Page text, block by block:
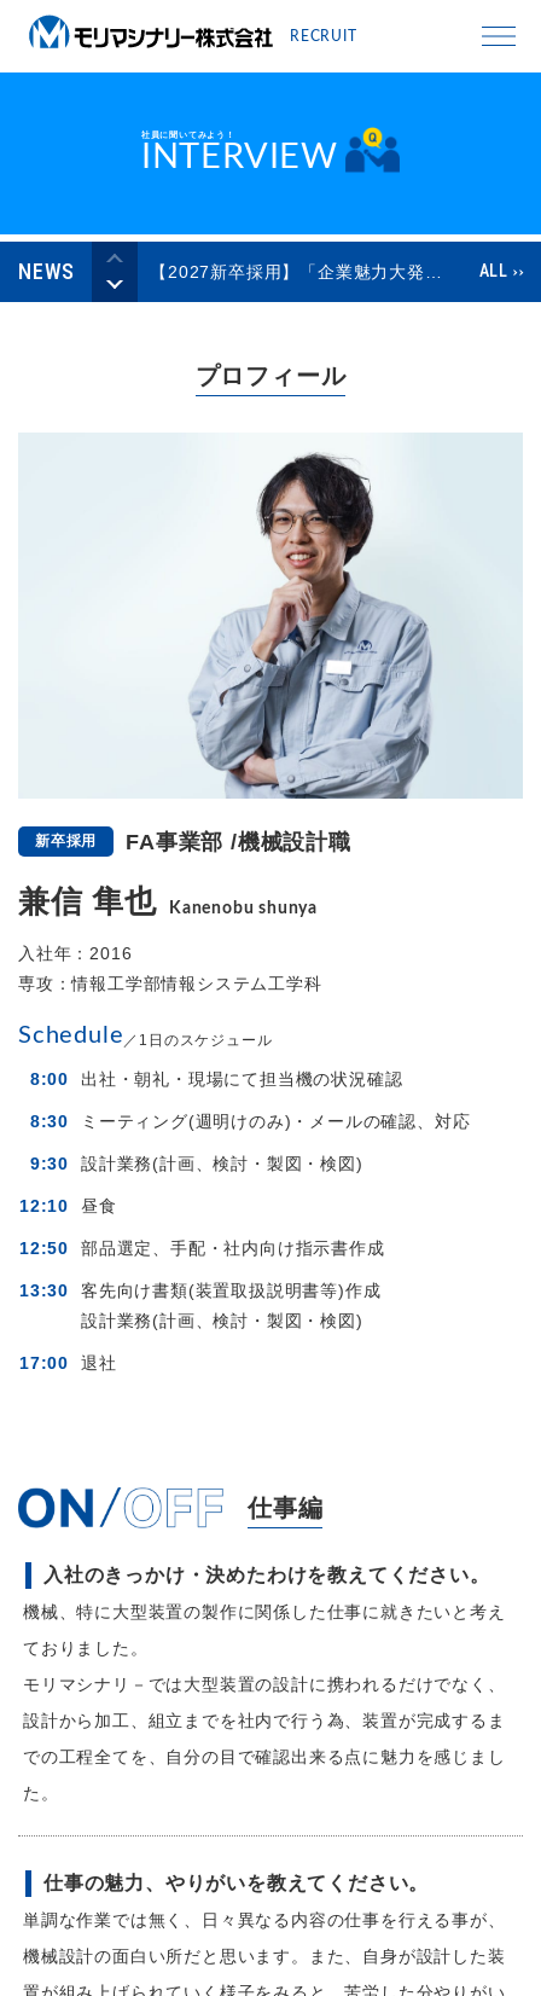
RECRUIT
社員に聞いてみよう！
INTERVIEW
NEWS ALL
プロフィール
新卒採用 FA事業部 /機械設計職
兼信 隼也 Kanenobu shunya
入社年：2016
専攻：情報工学部情報システム工学科
Schedule ／1日のスケジュール
8:00 出社・朝礼・現場にて担当機の状況確認
8:30 ミーティング(週明けのみ)・メールの確認、対応
9:30 設計業務(計画、検討・製図・検図)
12:10 昼食
12:50 部品選定、手配・社内向け指示書作成
13:30
客先向け書類(装置取扱説明書等)作成
設計業務(計画、検討・製図・検図)
17:00 退社
仕事編
入社のきっかけ・決めたわけを教えてください。
機械、特に大型装置の製作に関係した仕事に就きたいと考え
ておりました。
モリマシナリ－では大型装置の設計に携われるだけでなく、
設計から加工、組立までを社内で行う為、装置が完成するま
での工程全てを、自分の目で確認出来る点に魅力を感じまし
た。
仕事の魅力、やりがいを教えてください。
単調な作業では無く、日々異なる内容の仕事を行える事が、
機械設計の面白い所だと思います。また、自身が設計した装
置が組み上げられていく様子をみると、苦労した分やりがい